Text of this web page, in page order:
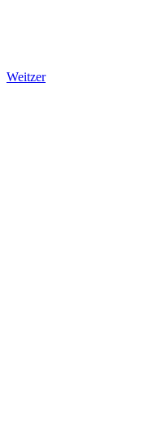
Weitzer